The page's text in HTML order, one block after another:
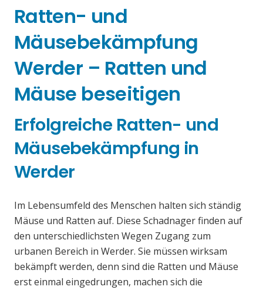
Ratten- und
Mäusebekämpfung
Werder – Ratten und
Mäuse beseitigen
Erfolgreiche Ratten- und
Mäusebekämpfung in
Werder
Im Lebensumfeld des Menschen halten sich ständig
Mäuse und Ratten auf. Diese Schadnager finden auf
den unterschiedlichsten Wegen Zugang zum
urbanen Bereich in Werder. Sie müssen wirksam
bekämpft werden, denn sind die Ratten und Mäuse
erst einmal eingedrungen, machen sich die